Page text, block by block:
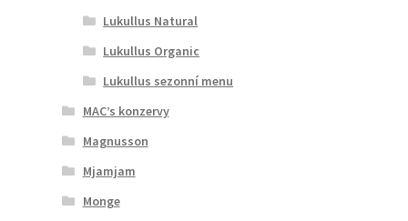
Lukullus Natural
Lukullus Organic
Lukullus sezonní menu
MAC’s konzervy
Magnusson
Mjamjam
Monge